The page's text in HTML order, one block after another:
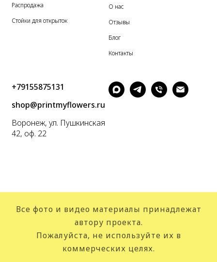
Распродажа
Стойки для открыток
О нас
Отзывы
Блог
Контакты
+79155875131
shop@printmyflowers.ru
Воронеж, ул. Пушкинская
42, оф. 22
Все фото и видео материалы принадлежат
автору проекта.
Пожалуйста, не используйте их в
коммерческих целях.